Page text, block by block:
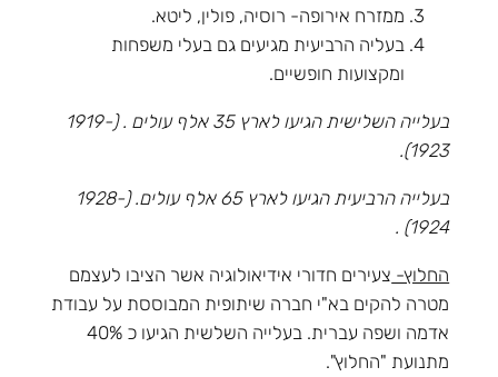
ממזרח אירופה- רוסיה, פולין, ליטא.
בעליה הרביעית מגיעים גם בעלי משפחות
ומקצועות חופשיים.
בעלייה השלישית הגיעו לארץ 35 אלף עולים . (1919-
1923).
בעלייה הרביעית הגיעו לארץ 65 אלף עולים. (1928-
1924) .
החלוץ- צעירים חדורי אידיאולוגיה אשר הציבו לעצמם
מטרה להקים בא"י חברה שיתופית המבוססת על עבודת
אדמה ושפה עברית. בעלייה השלשית הגיעו כ 40%
מתנועת "החלוץ".